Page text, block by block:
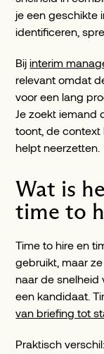
je een geschikte
identificeren,
Bijinterim
relevant omdat
voor een lang
Je zoekt iemand
toont, de
helpt neerzetten.
Wat is
time to
Time to hire en
gebruikt, maar
naar de snelheid
een kandidaat.
van briefing tot
Praktisch verschil: